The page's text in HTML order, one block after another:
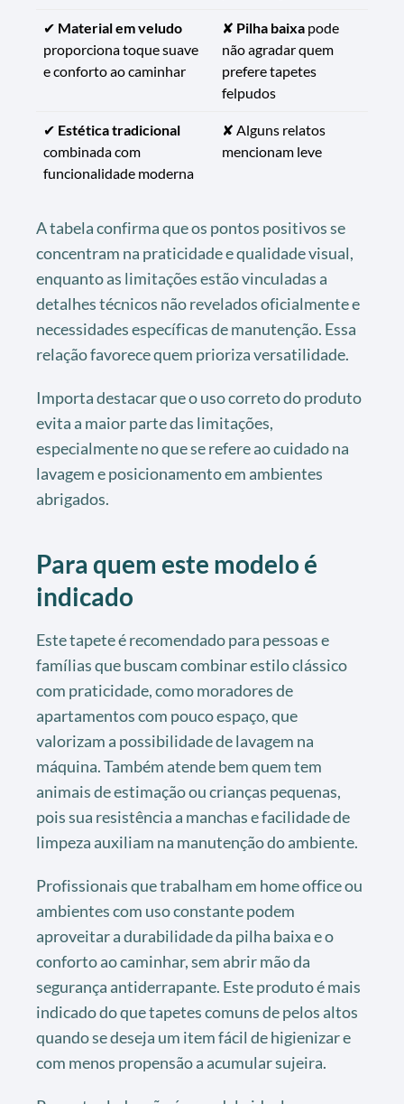
✔ Material em veludo
proporciona toque suave
e conforto ao caminhar
✘ Pilha baixa pode
não agradar quem
prefere tapetes
felpudos
✔ Estética tradicional
combinada com
funcionalidade moderna
✘ Alguns relatos
mencionam leve
A tabela confirma que os pontos positivos se
concentram na praticidade e qualidade visual,
enquanto as limitações estão vinculadas a
detalhes técnicos não revelados oficialmente e
necessidades específicas de manutenção. Essa
relação favorece quem prioriza versatilidade.
Importa destacar que o uso correto do produto
evita a maior parte das limitações,
especialmente no que se refere ao cuidado na
lavagem e posicionamento em ambientes
abrigados.
Para quem este modelo é
indicado
Este tapete é recomendado para pessoas e
famílias que buscam combinar estilo clássico
com praticidade, como moradores de
apartamentos com pouco espaço, que
valorizam a possibilidade de lavagem na
máquina. Também atende bem quem tem
animais de estimação ou crianças pequenas,
pois sua resistência a manchas e facilidade de
limpeza auxiliam na manutenção do ambiente.
Profissionais que trabalham em home office ou
ambientes com uso constante podem
aproveitar a durabilidade da pilha baixa e o
conforto ao caminhar, sem abrir mão da
segurança antiderrapante. Este produto é mais
indicado do que tapetes comuns de pelos altos
quando se deseja um item fácil de higienizar e
com menos propensão a acumular sujeira.